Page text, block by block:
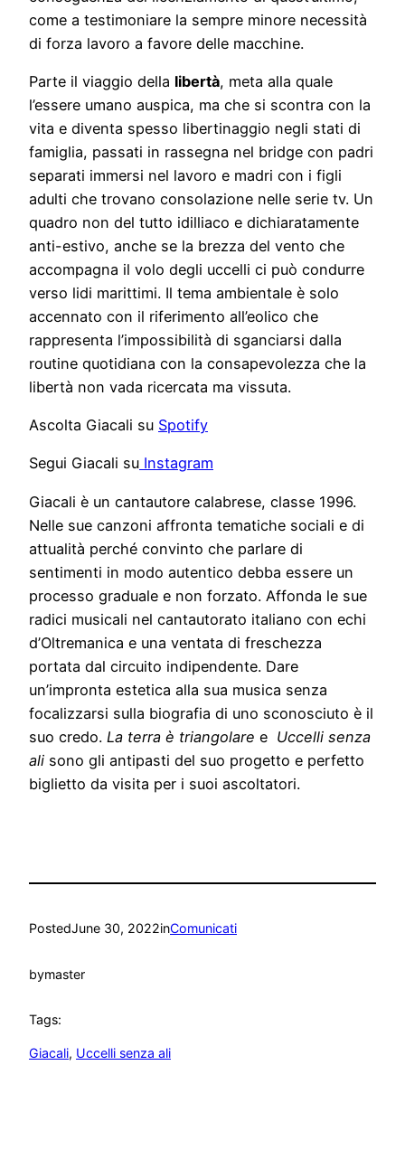
come a testimoniare la sempre minore necessità
di forza lavoro a favore delle macchine.
Parte il viaggio della libertà, meta alla quale
l’essere umano auspica, ma che si scontra con la
vita e diventa spesso libertinaggio negli stati di
famiglia, passati in rassegna nel bridge con padri
separati immersi nel lavoro e madri con i figli
adulti che trovano consolazione nelle serie tv. Un
quadro non del tutto idilliaco e dichiaratamente
anti-estivo, anche se la brezza del vento che
accompagna il volo degli uccelli ci può condurre
verso lidi marittimi. Il tema ambientale è solo
accennato con il riferimento all’eolico che
rappresenta l’impossibilità di sganciarsi dalla
routine quotidiana con la consapevolezza che la
libertà non vada ricercata ma vissuta.
Ascolta Giacali su Spotify
Segui Giacali su Instagram
Giacali è un cantautore calabrese, classe 1996.
Nelle sue canzoni affronta tematiche sociali e di
attualità perché convinto che parlare di
sentimenti in modo autentico debba essere un
processo graduale e non forzato. Affonda le sue
radici musicali nel cantautorato italiano con echi
d’Oltremanica e una ventata di freschezza
portata dal circuito indipendente. Dare
un’impronta estetica alla sua musica senza
focalizzarsi sulla biografia di uno sconosciuto è il
suo credo. La terra è triangolare e Uccelli senza
ali sono gli antipasti del suo progetto e perfetto
biglietto da visita per i suoi ascoltatori.
PostedJune 30, 2022inComunicati
bymaster
Tags:
Giacali, Uccelli senza ali